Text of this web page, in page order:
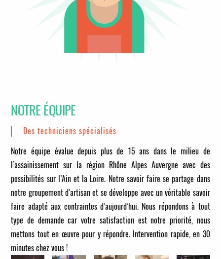
NOTRE ÉQUIPE
Des techniciens spécialisés
Notre équipe évalue depuis plus de 15 ans dans le milieu de
l’assainissement sur la région Rhône Alpes Auvergne avec des
possibilités sur l’Ain et la Loire. Notre savoir faire se partage dans
notre groupement d’artisan et se développe avec un véritable savoir
faire adapté aux contraintes d’aujourd’hui. Nous répondons à tout
type de demande car votre satisfaction est notre priorité, nous
mettons tout en œuvre pour y répondre. Intervention rapide, en 30
minutes chez vous !